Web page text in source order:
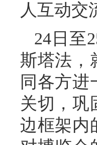
人互动交
24日至
斯塔法，
同各方进
关切，巩
边框架内